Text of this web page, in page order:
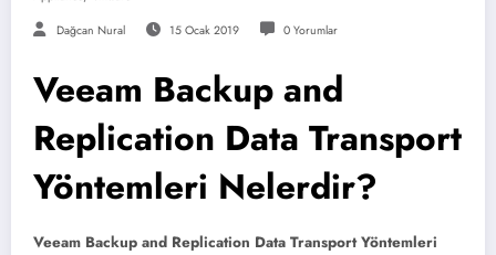
Dağcan Nural 15 Ocak 2019 0 Yorumlar
Veeam Backup and
Replication Data Transport
Yöntemleri Nelerdir?
Veeam Backup and Replication Data Transport Yöntemleri